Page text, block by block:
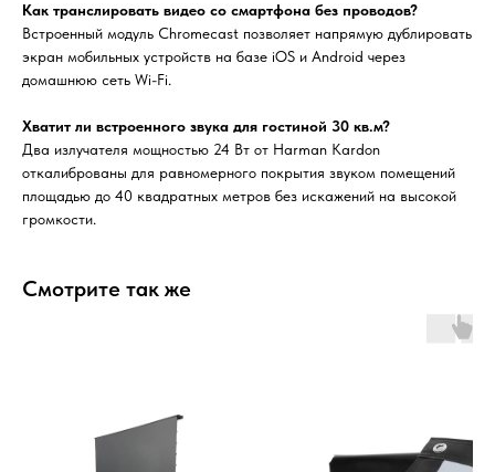
Как транслировать видео со смартфона без проводов?
Встроенный модуль Chromecast позволяет напрямую дублировать
экран мобильных устройств на базе iOS и Android через
домашнюю сеть Wi-Fi.
Хватит ли встроенного звука для гостиной 30 кв.м?
Два излучателя мощностью 24 Вт от Harman Kardon
откалиброваны для равномерного покрытия звуком помещений
площадью до 40 квадратных метров без искажений на высокой
громкости.
Смотрите так же